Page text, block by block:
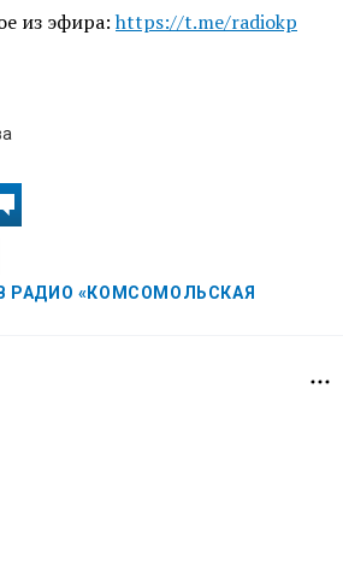
из эфира:https://t.me/radiokp
РАДИО «КОМСОМОЛЬСКАЯ